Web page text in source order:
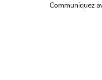
Communiquez